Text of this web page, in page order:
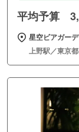
平均予算
星空ビアガー
上野駅／東京都